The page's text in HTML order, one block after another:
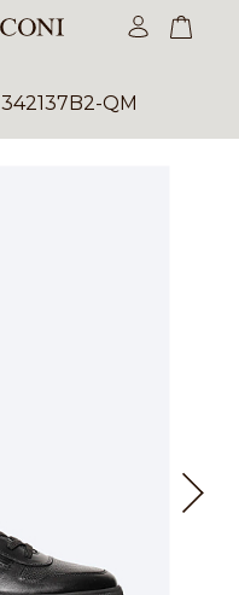
342137B2-QM